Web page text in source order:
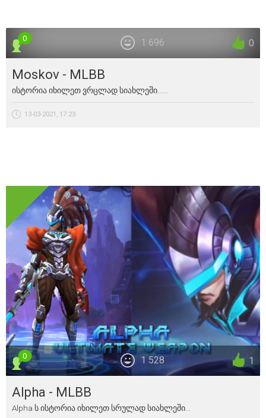
0
1 696
0
Moskov - MLBB
ისტორია იხილეთ ვრცლად სიახლეში......
13-03-2021, 17:23
1
1 528
0
Alpha - MLBB
Alpha ს ისტორია იხილეთ სრულად სიახლეში...